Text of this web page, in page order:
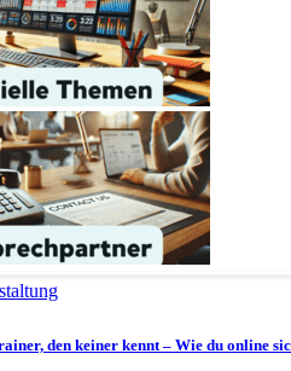
den keiner kennt – Wie du online